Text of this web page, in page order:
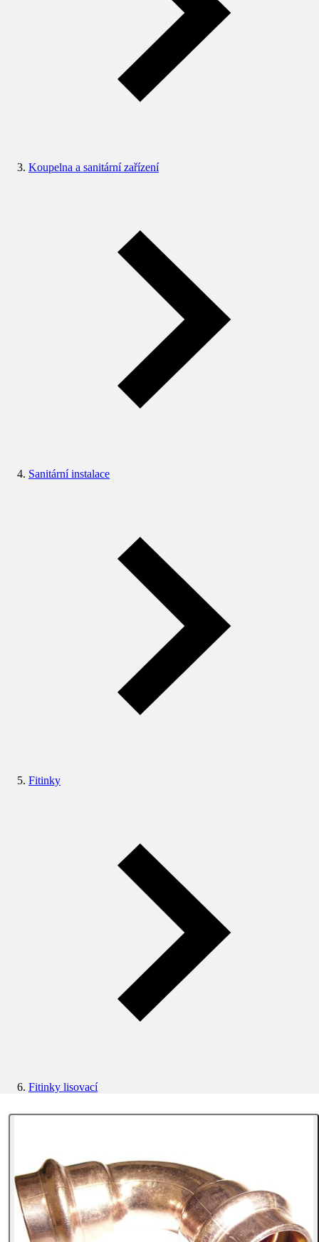
Koupelna a sanitární zařízení
Sanitární instalace
Fitinky
Fitinky lisovací